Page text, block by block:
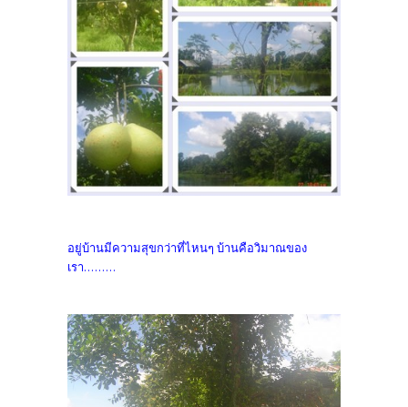
อยู่บ้านมีความสุขกว่าที่ไหนๆ บ้านคือวิมาณของ
เรา.........